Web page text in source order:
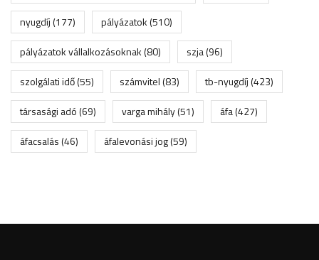
nyugdíj(177) pályázatok(510)
pályázatok vállalkozásoknak(80) szja(96)
szolgálati idő(55) számvitel(83) tb-nyugdíj(423)
társasági adó(69) varga mihály(51) áfa(427)
áfacsalás(46) áfalevonási jog(59)